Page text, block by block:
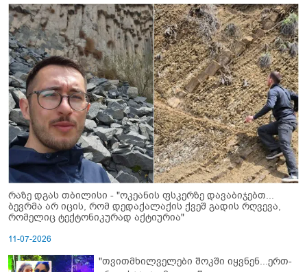
რაზე დგას თბილისი - "ოკეანის ფსკერზე დავაბიჯებთ...
ბევრმა არ იცის, რომ დედაქალაქის ქვეშ გადის რღვევა,
რომელიც ტექტონიკურად აქტიურია"
11-07-2026
"თვითმხილველები შოკში იყვნენ...ერთ-